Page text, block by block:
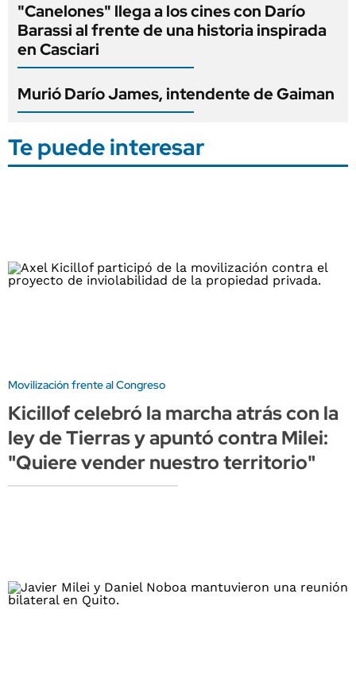
"Canelones" llega a los cines con Darío
Barassi al frente de una historia inspirada
en Casciari
Murió Darío James, intendente de Gaiman
Te puede interesar
Movilización frente al Congreso
Kicillof celebró la marcha atrás con la
ley de Tierras y apuntó contra Milei:
"Quiere vender nuestro territorio"